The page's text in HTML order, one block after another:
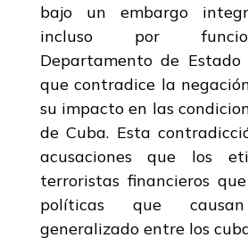
bajo un embargo
incluso por
Departamento de Estado
que contradice la
su impacto en las
de Cuba. Esta
acusaciones que los
terroristas financieros
políticas que
generalizado entre los